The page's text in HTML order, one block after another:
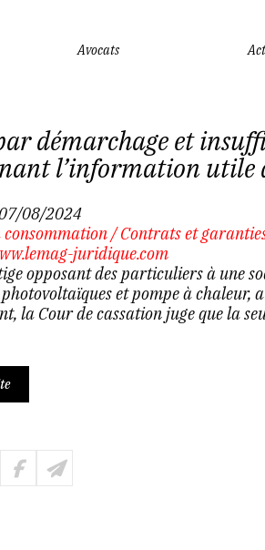
Avocats
démarchage et
l’information utile
08/2024
/Contrats et
juridique.com
opposant des particuliers à une
et pompe à chaleur,
la Cour de cassation juge que la